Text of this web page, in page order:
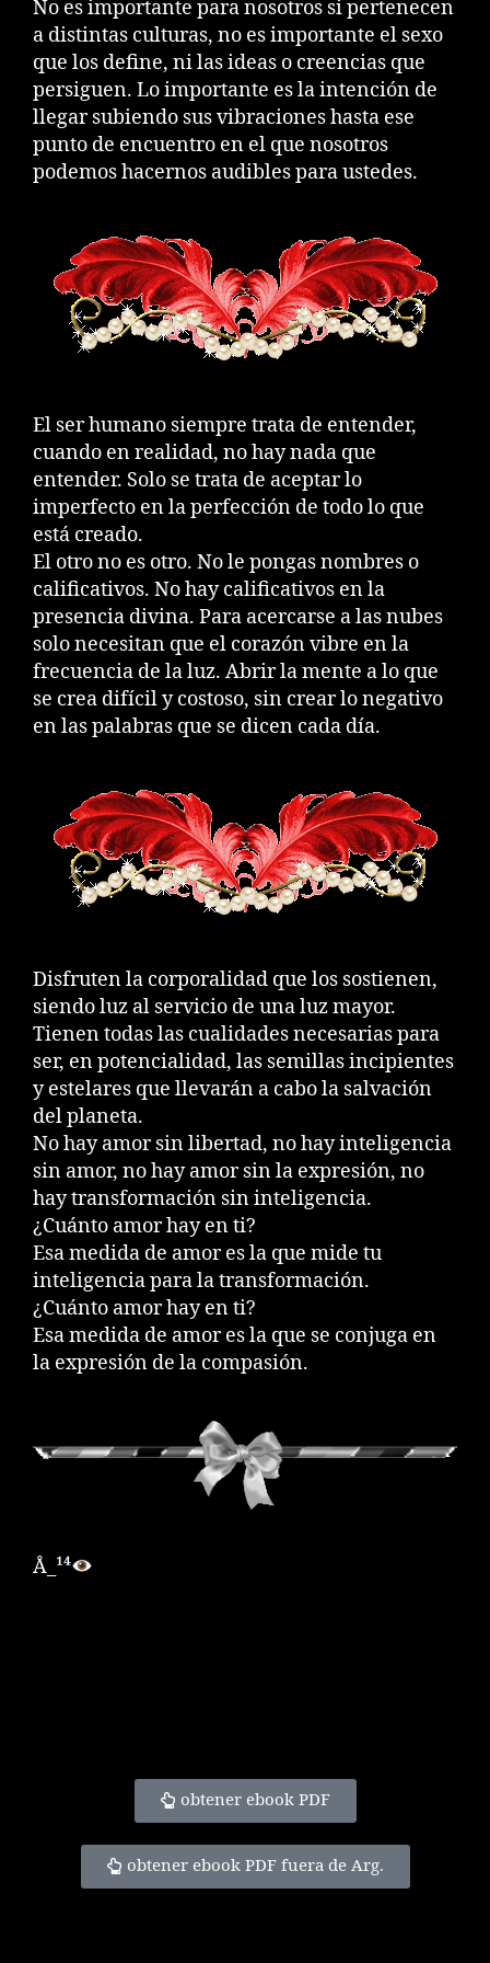
No es importante para nosotros si pertenecen
a distintas culturas, no es importante el sexo
que los define, ni las ideas o creencias que
persiguen. Lo importante es la intención de
llegar subiendo sus vibraciones hasta ese
punto de encuentro en el que nosotros
podemos hacernos audibles para ustedes.
El ser humano siempre trata de entender,
cuando en realidad, no hay nada que
entender. Solo se trata de aceptar lo
imperfecto en la perfección de todo lo que
está creado.
El otro no es otro. No le pongas nombres o
calificativos. No hay calificativos en la
presencia divina. Para acercarse a las nubes
solo necesitan que el corazón vibre en la
frecuencia de la luz. Abrir la mente a lo que
se crea difícil y costoso, sin crear lo negativo
en las palabras que se dicen cada día.
Disfruten la corporalidad que los sostienen,
siendo luz al servicio de una luz mayor.
Tienen todas las cualidades necesarias para
ser, en potencialidad, las semillas incipientes
y estelares que llevarán a cabo la salvación
del planeta.
No hay amor sin libertad, no hay inteligencia
sin amor, no hay amor sin la expresión, no
hay transformación sin inteligencia.
¿Cuánto amor hay en ti?
Esa medida de amor es la que mide tu
inteligencia para la transformación.
¿Cuánto amor hay en ti?
Esa medida de amor es la que se conjuga en
la expresión de la compasión.
Å_¹⁴
obtener ebook PDF
obtener ebook PDF fuera de Arg.